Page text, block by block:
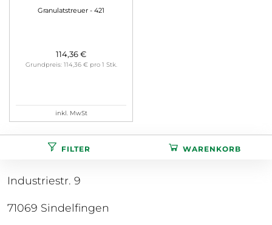
Granulatstreuer - 421
114,36 €
Grundpreis: 114,36 € pro 1 Stk.
inkl. MwSt
SOLO Kleinmotoren GmbH
Industriestr. 9
71069 Sindelfingen
FILTER WARENKORB